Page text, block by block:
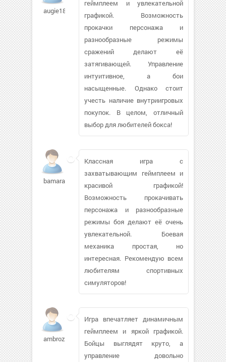
augie18
геймплеем и увлекательной
графикой. Возможность
прокачки персонажа и
разнообразные режимы
сражений делают её
затягивающей. Управление
интуитивное, а бои
насыщенные. Однако стоит
учесть наличие внутриигровых
покупок. В целом, отличный
выбор для любителей бокса!
bamaral132
Классная игра с
захватывающим геймплеем и
красивой графикой!
Возможность прокачивать
персонажа и разнообразные
режимы боя делают её очень
увлекательной. Боевая
механика простая, но
интересная. Рекомендую всем
любителям спортивных
симуляторов!
ambrozoo
Игра впечатляет динамичным
геймплеем и яркой графикой.
Бойцы выглядят круто, а
управление довольно